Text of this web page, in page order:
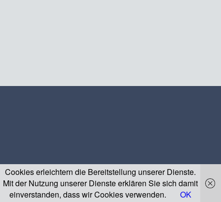
Cookies erleichtern die Bereitstellung unserer Dienste.
Mit der Nutzung unserer Dienste erklären Sie sich damit
einverstanden, dass wir Cookies verwenden.
OK